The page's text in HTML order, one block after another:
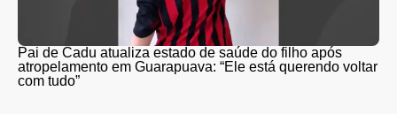
Pai de Cadu atualiza estado de saúde do filho após
atropelamento em Guarapuava: “Ele está querendo voltar
com tudo”